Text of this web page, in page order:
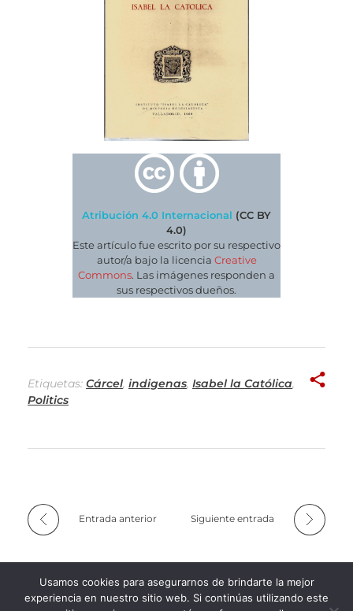
Atribución 4.0 Internacional (CC BY
4.0)
Este artículo fue escrito por su respectivo
autor/a bajo la licencia Creative
Commons. Las imágenes responden a
sus respectivos dueños.
Etiquetas: Cárcel, indigenas, Isabel la Católica,
Politics
Entrada anterior Siguiente entrada
Usamos cookies para asegurarnos de brindarte la mejor
experiencia en nuestro sitio web. Si continúas utilizando este